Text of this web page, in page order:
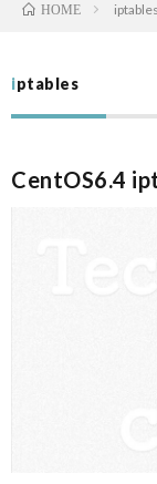
HOME iptables
iptables
CentOS6.4